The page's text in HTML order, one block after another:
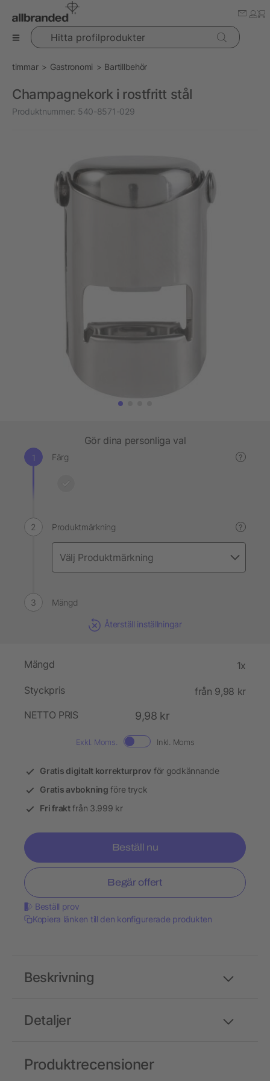
Hitta profilprodukter
timmar Gastronomi Bartillbehör
Champagnekork i rostfritt stål
Produktnummer: 540-8571-029
Gör dina personliga val
Färg ?
Produktmärkning ?
Mängd
Återställ inställningar
Mängd 1x
Styckpris
från 9,98 kr
NETTO PRIS
9,98 kr
Exkl. Moms. Inkl. Moms
Gratis digitalt korrekturprov för godkännande
Gratis avbokning före tryck
Fri fraktfrån 3.999 kr
Beställ nu
Begär offert
Beställ prov
Kopiera länken till den konfigurerade produkten
Detaljer
Beskrivning
Produktrecensioner